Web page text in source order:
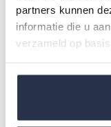
partners kunnen
informatie die u
verzameld op
De afmeting van
om te
Verpakt per 20